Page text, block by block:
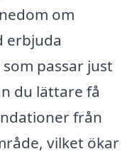
om
erbjuda
passar just
du lättare få
från
vilket ökar